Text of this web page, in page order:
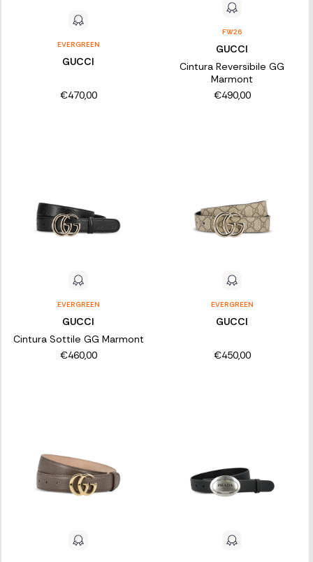
EVERGREEN
GUCCI
€470,00
FW26
GUCCI
Cintura Reversibile GG
Marmont
€490,00
EVERGREEN
GUCCI
Cintura Sottile GG Marmont
€460,00
EVERGREEN
GUCCI
€450,00